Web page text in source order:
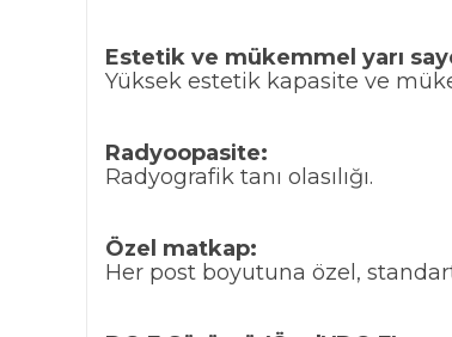
Estetik ve mükemmel yarı
Yüksek estetik kapasite ve
Radyoopasite:
Radyografik tanı olasılığı.
Özel matkap:
Her post boyutuna özel,